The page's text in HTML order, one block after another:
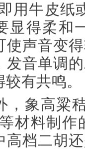
用牛皮纸
显得柔和
使声音变
发音单调
有共鸣。
象高粱秸
材料制作
高档二胡